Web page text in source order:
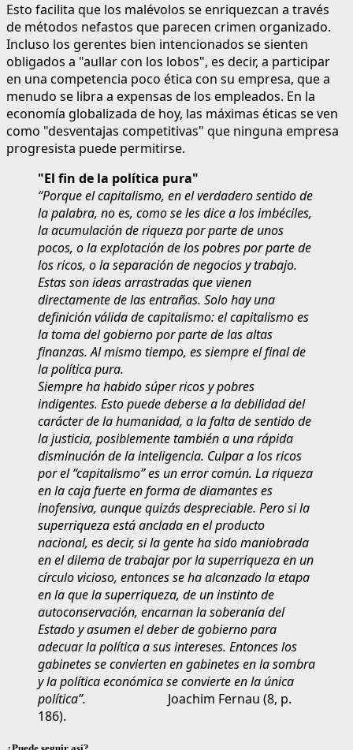
Esto facilita que los malévolos se enriquezcan a través
de métodos nefastos que parecen crimen organizado.
Incluso los gerentes bien intencionados se sienten
obligados a "aullar con los lobos", es decir, a participar
en una competencia poco ética con su empresa, que a
menudo se libra a expensas de los empleados. En la
economía globalizada de hoy, las máximas éticas se ven
como "desventajas competitivas" que ninguna empresa
progresista puede permitirse.
"El fin de la política pura"
“Porque el capitalismo, en el verdadero sentido de
la palabra, no es, como se les dice a los imbéciles,
la acumulación de riqueza por parte de unos
pocos, o la explotación de los pobres por parte de
los ricos, o la separación de negocios y trabajo.
Estas son ideas arrastradas que vienen
directamente de las entrañas. Solo hay una
definición válida de capitalismo: el capitalismo es
la toma del gobierno por parte de las altas
finanzas. Al mismo tiempo, es siempre el final de
la política pura.
Siempre ha habido súper ricos y pobres
indigentes. Esto puede deberse a la debilidad del
carácter de la humanidad, a la falta de sentido de
la justicia, posiblemente también a una rápida
disminución de la inteligencia. Culpar a los ricos
por el “capitalismo” es un error común. La riqueza
en la caja fuerte en forma de diamantes es
inofensiva, aunque quizás despreciable. Pero si la
superriqueza está anclada en el producto
nacional, es decir, si la gente ha sido maniobrada
en el dilema de trabajar por la superriqueza en un
círculo vicioso, entonces se ha alcanzado la etapa
en la que la superriqueza, de un instinto de
autoconservación, encarnan la soberanía del
Estado y asumen el deber de gobierno para
adecuar la política a sus intereses. Entonces los
gabinetes se convierten en gabinetes en la sombra
y la política económica se convierte en la única
política”. Joachim Fernau (8, p.
186).